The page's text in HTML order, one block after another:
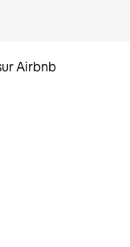
Airbnb